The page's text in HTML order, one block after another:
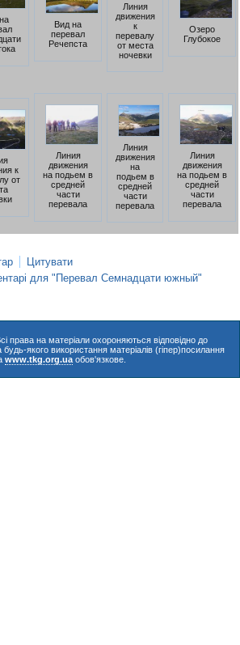
Вид на
перевал
Речепста
Линия
движения
к
перевалу
от места
ночевки
Озеро
Глубокое
к
от
Линия
движения
на подьем в
средней
части
перевала
Линия
движения
на
подьем в
средней
части
перевала
Линия
движения
на подьем в
средней
части
перевала
Цитувати
права на матеріали охороняються відповідно до
якого використання матеріалів (гіпер)посилання
www.tkg.org.uaобов'язкове.